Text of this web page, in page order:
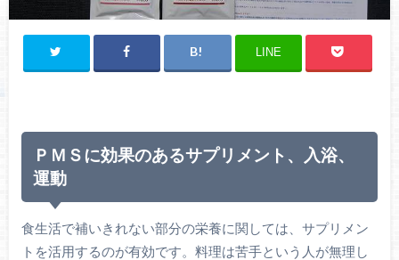
LINE
ＰＭＳに効果のあるサプリメント、入浴、
運動
食生活で補いきれない部分の栄養に関しては、サプリメン
トを活用するのが有効です。料理は苦手という人が無理し